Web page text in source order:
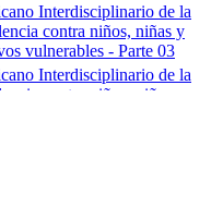
Interdisciplinario de la
contra niños, niñas y
vulnerables - Parte 03
Interdisciplinario de la
contra niños, niñas y
vulnerables - Parte 05